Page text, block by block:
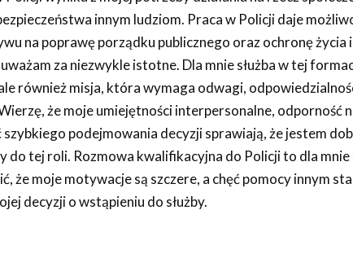
innym ludziom. Praca w Policji daje
na poprawę porządku publicznego oraz ochronę życia
za niezwykle istotne. Dla mnie służba w tej
również misja, która wymaga odwagi,
że moje umiejętności interpersonalne, odporność
szybkiego podejmowania decyzji sprawiają, że jestem
do tej roli. Rozmowa kwalifikacyjna do Policji to dla mnie
że moje motywacje są szczere, a chęć pomocy innym
decyzji o wstąpieniu do służby.